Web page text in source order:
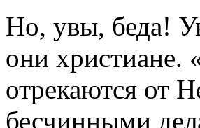
Но, увы, беда!
они христиане.
отрекаются от
бесчинными